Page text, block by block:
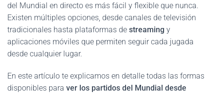
del Mundial en directo es más fácil y flexible que nunca.
Existen múltiples opciones, desde canales de televisión
tradicionales hasta plataformas de streaming y
aplicaciones móviles que permiten seguir cada jugada
desde cualquier lugar.
En este artículo te explicamos en detalle todas las formas
disponibles para ver los partidos del Mundial desde